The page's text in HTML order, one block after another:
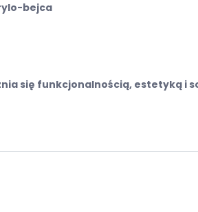
bejca
się funkcjonalnością, estetyką i